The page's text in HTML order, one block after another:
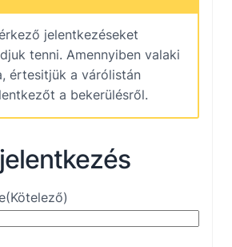
jelentkezéseket
tenni. Amennyiben valaki
értesitjük a várólistán
a bekerülésről.
(Kötelező)